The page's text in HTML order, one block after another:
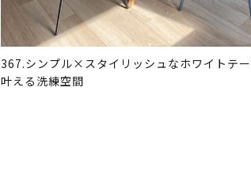
367.シンプル×スタイリッシュなホワイトテ
叶える洗練空間